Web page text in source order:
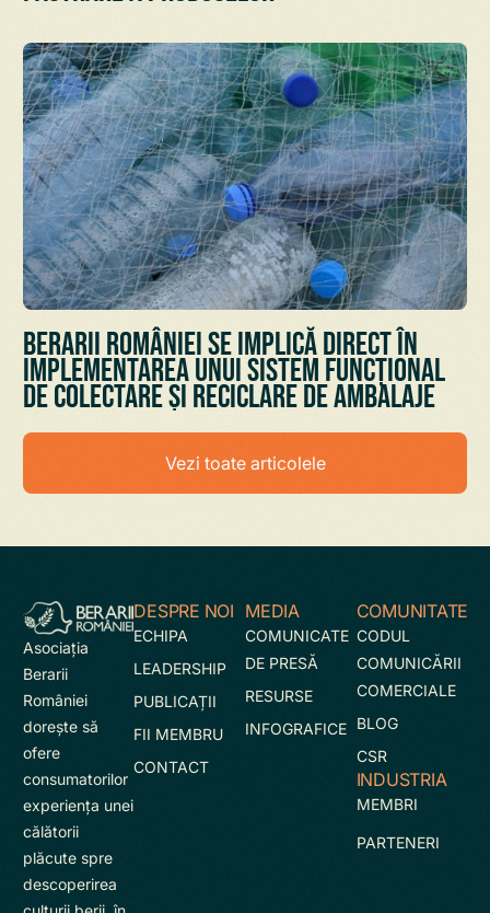
Berarii României se implică direct în
implementarea unui sistem funcțional
de colectare și reciclare de ambalaje
Vezi toate articolele
Asociaţia
Berarii
României
doreşte să
ofere
consumatorilor
experienţa unei
călătorii
plăcute spre
descoperirea
DESPRE NOI
ECHIPA
LEADERSHIP
PUBLICAȚII
FII MEMBRU
CONTACT
MEDIA
COMUNICATE
DE PRESĂ
RESURSE
INFOGRAFICE
COMUNITATE
CODUL
COMUNICĂRII
COMERCIALE
BLOG
CSR
INDUSTRIA
MEMBRI
PARTENERI